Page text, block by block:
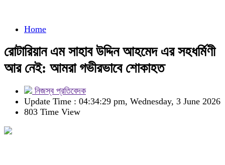
Home
রোটারিয়ান এম সাহাব উদ্দিন আহমেদ এর সহধর্মিণী
আর নেই: আমরা গভীরভাবে শোকাহত
নিজস্ব প্রতিবেদক
Update Time : 04:34:29 pm, Wednesday, 3 June 2026
803 Time View